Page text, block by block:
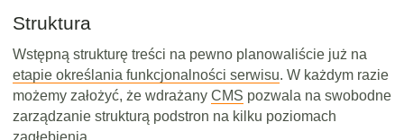
Struktura
Wstępną strukturę treści na pewno planowaliście już na
etapie określania funkcjonalności serwisu. W każdym razie
możemy założyć, że wdrażany CMS pozwala na swobodne
zarządzanie strukturą podstron na kilku poziomach
zagłębienia.